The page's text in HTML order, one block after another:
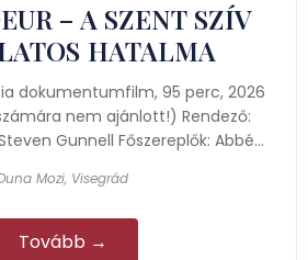
– A SZENT SZÍV
HATALMA
dokumentumfilm, 95 perc, 2026
nem ajánlott!) Rendező:
Gunnell Főszereplők: Abbé
Mozi, Visegrád
Tovább →